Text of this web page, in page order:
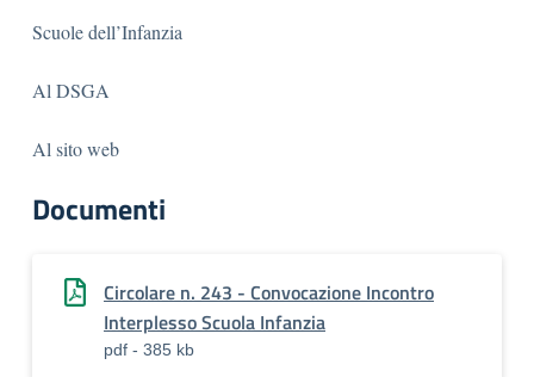
Scuole dell’Infanzia
Al DSGA
Al sito web
Documenti
Circolare n. 243 - Convocazione Incontro
Interplesso Scuola Infanzia
pdf - 385 kb